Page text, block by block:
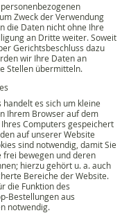
Zweck der Verwendung
die Daten nicht ohne Ihre
an Dritte weiter. Soweit
Gerichtsbeschluss dazu
wir Ihre Daten an
Stellen übermitteln.
handelt es sich um kleine
Ihrem Browser auf dem
Computers gespeichert
auf unserer Website
sind notwendig, damit Sie
frei bewegen und deren
hierzu gehört u. a. auch
Bereiche der Website.
die Funktion des
Bestellungen aus
notwendig.